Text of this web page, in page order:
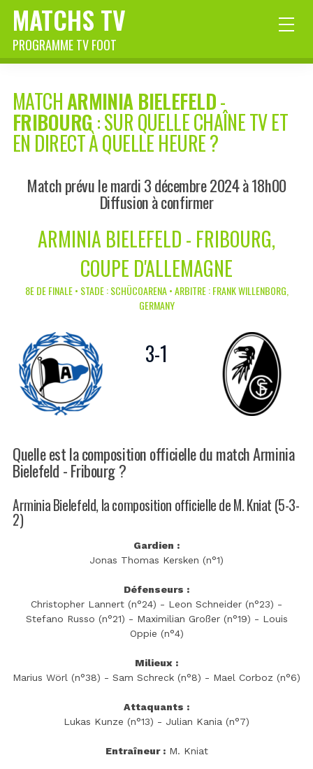
MATCHS TV
PROGRAMME TV FOOT
MATCHARMINIA BIELEFELD-
FRIBOURG : SUR QUELLE CHAÎNE TV ET
EN DIRECT À QUELLE HEURE ?
Match prévu le mardi 3 décembre 2024 à 18h00
Diffusion à confirmer
ARMINIA BIELEFELD - FRIBOURG,
COUPE D'ALLEMAGNE
8E DE FINALE • STADE : SCHÜCOARENA • ARBITRE : FRANK WILLENBORG,
GERMANY
3-1
Quelle est la composition officielle du match Arminia
Bielefeld - Fribourg ?
Arminia Bielefeld, la composition officielle de M. Kniat (5-3-
2)
Gardien :
Jonas Thomas Kersken (n°1)
Défenseurs :
Christopher Lannert (n°24) - Leon Schneider (n°23) -
Stefano Russo (n°21) - Maximilian Großer (n°19) - Louis
Oppie (n°4)
Milieux :
Marius Wörl (n°38) - Sam Schreck (n°8) - Mael Corboz (n°6)
Attaquants :
Lukas Kunze (n°13) - Julian Kania (n°7)
Entraîneur :M. Kniat